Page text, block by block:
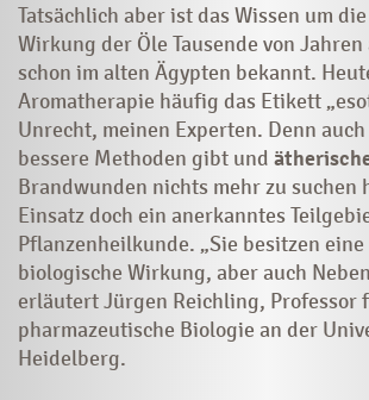
Tatsächlich aber ist das Wissen um
Wirkung der Öle Tausende von
schon im alten Ägypten bekannt.
Aromatherapie häufig das Etikett
Unrecht, meinen Experten. Denn
bessere Methoden gibt und
Brandwunden nichts mehr zu suchen
Einsatz doch ein anerkanntes
Pflanzenheilkunde. „Sie besitzen eine
biologische Wirkung, aber auch
erläutert Jürgen Reichling, Professor
pharmazeutische Biologie an der
Heidelberg.